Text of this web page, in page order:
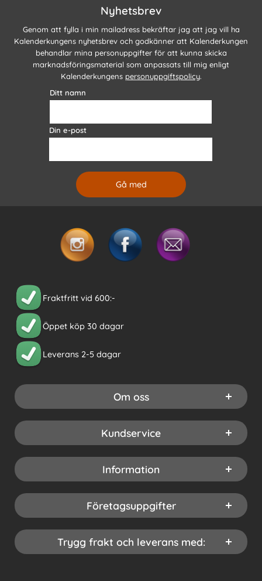
Nyhetsbrev
Genom att fylla i min mailadress bekräftar jag att jag vill ha
Kalenderkungens nyhetsbrev och godkänner att Kalenderkungen
behandlar mina personuppgifter för att kunna skicka
marknadsföringsmaterial som anpassats till mig enligt
Kalenderkungens personuppgiftspolicy.
Ditt namn
Din e-post
Fraktfritt vid 600:-
Öppet köp 30 dagar
Leverans 2-5 dagar
Om oss
Kundservice
Information
Företagsuppgifter
Trygg frakt och leverans med: